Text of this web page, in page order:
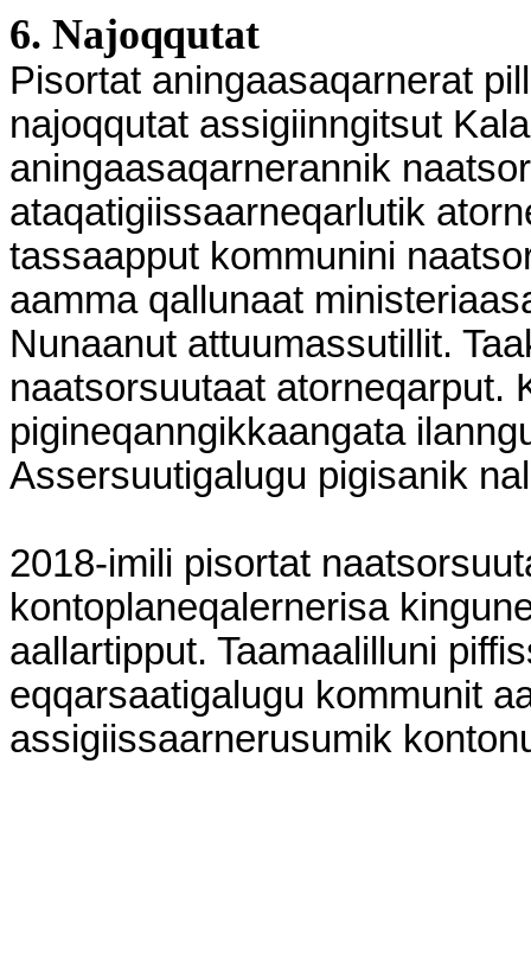
6. Najoqqutat
Pisortat aningaasaqarnerat
najoqqutat assigiinngitsut
aningaasaqarnerannik
ataqatigiissaarneqarlutik
tassaapput kommunini
aamma qallunaat
Nunaanut attuumassutillit.
naatsorsuutaat atorneqarput.
pigineqanngikkaangata
Assersuutigalugu pigisanik
2018-imili pisortat
kontoplaneqalernerisa
aallartipput. Taamaalilluni
eqqarsaatigalugu kommunit
assigiissaarnerusumik